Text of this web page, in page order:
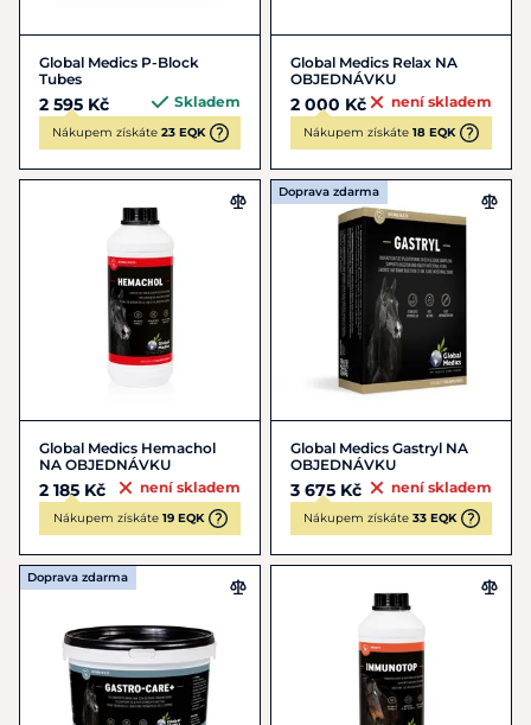
Global Medics P-Block
Tubes
2 595 Kč Skladem
Nákupem získáte 23 EQK
Global Medics Relax NA
OBJEDNÁVKU
2 000 Kč není skladem
Nákupem získáte 18 EQK
Global Medics Hemachol
NA OBJEDNÁVKU
2 185 Kč není skladem
Nákupem získáte 19 EQK
Doprava zdarma
Global Medics Gastryl NA
OBJEDNÁVKU
3 675 Kč není skladem
Nákupem získáte 33 EQK
Doprava zdarma